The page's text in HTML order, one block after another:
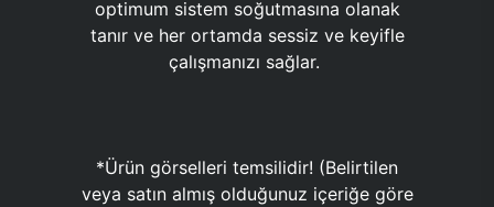
optimum sistem soğutmasına olanak
tanır ve her ortamda sessiz ve keyifle
çalışmanızı sağlar.
*Ürün görselleri temsilidir! (Belirtilen
veya satın almış olduğunuz içeriğe göre